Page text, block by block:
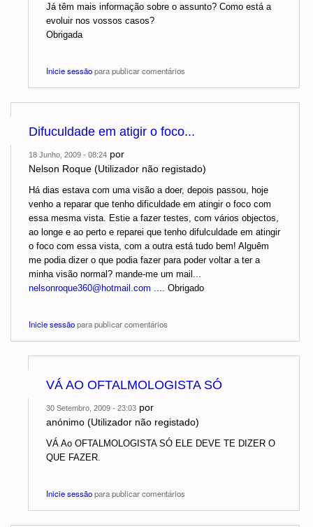
Já têm mais informação sobre o assunto? Como está a
evoluir nos vossos casos?
Obrigada
Inicie sessãopara publicar comentários
Difuculdade em atigir o foco...
18 Junho, 2009 - 08:24 por
Nelson Roque (Utilizador não registado)
Há dias estava com uma visão a doer, depois passou, hoje
venho a reparar que tenho dificuldade em atingir o foco com
essa mesma vista. Estie a fazer testes, com vários objectos,
ao longe e ao perto e reparei que tenho difulculdade em atingir
o foco com essa vista, com a outra está tudo bem! Alguêm
me podia dizer o que podia fazer para poder voltar a ter a
minha visão normal? mande-me um mail...
nelsonroque360@hotmail.com .... Obrigado
Inicie sessãopara publicar comentários
VÁ AO OFTALMOLOGISTA SÓ
30 Setembro, 2009 - 23:03 por
anónimo (Utilizador não registado)
VÁ Ao OFTALMOLOGISTA SÓ ELE DEVE TE DIZER O
QUE FAZER.
Inicie sessãopara publicar comentários